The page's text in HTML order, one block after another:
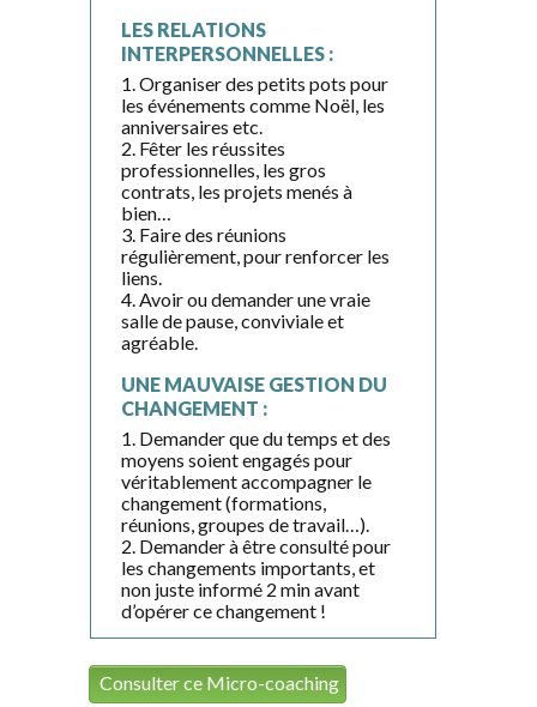
LES RELATIONS
INTERPERSONNELLES :
1. Organiser des petits pots pour
les événements comme Noël, les
anniversaires etc.
2. Fêter les réussites
professionnelles, les gros
contrats, les projets menés à
bien…
3. Faire des réunions
régulièrement, pour renforcer les
liens.
4. Avoir ou demander une vraie
salle de pause, conviviale et
agréable.
UNE MAUVAISE GESTION DU
CHANGEMENT :
1. Demander que du temps et des
moyens soient engagés pour
véritablement accompagner le
changement (formations,
réunions, groupes de travail…).
2. Demander à être consulté pour
les changements importants, et
non juste informé 2 min avant
d’opérer ce changement !
Consulter ce Micro-coaching